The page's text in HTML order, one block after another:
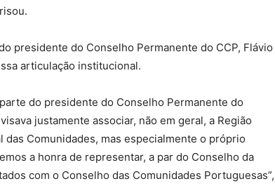
presidente do Conselho Permanente do CCP, Flávio
articulação institucional.
do presidente do Conselho Permanente do
justamente associar, não em geral, a Região
Comunidades, mas especialmente o próprio
a honra de representar, a par do Conselho da
com o Conselho das Comunidades Portuguesas”,